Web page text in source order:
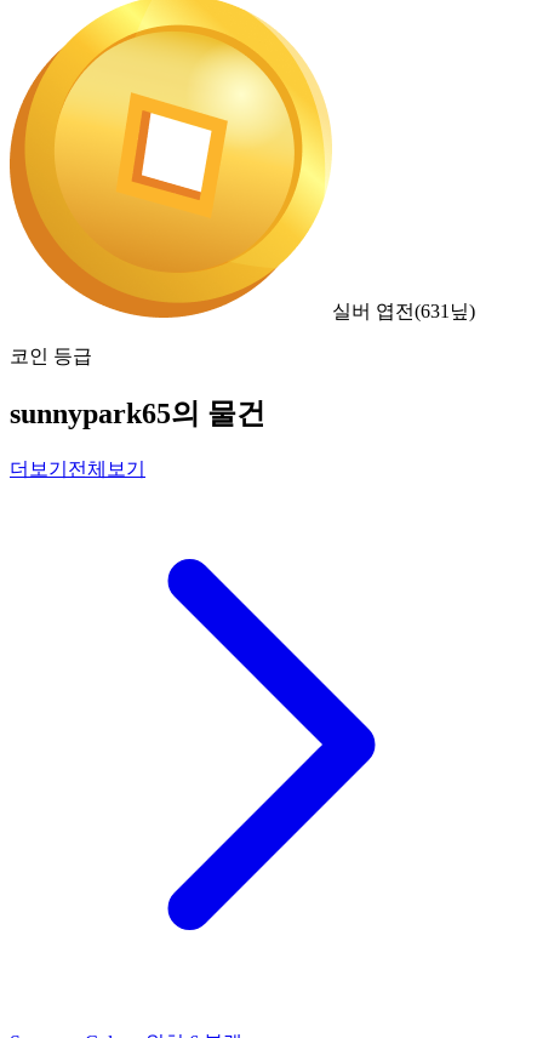
실버 엽전(631 닢)
코인 등급
sunnypark65의 물건
더보기 전체보기